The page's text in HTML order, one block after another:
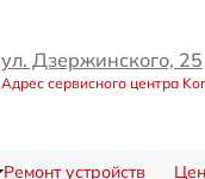
ул. Дзержинского, 25
Адрес сервисного центра
Ремонт устройств